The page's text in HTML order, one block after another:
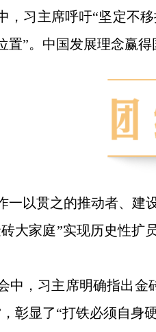
，习主席呼吁“坚定不
置”。中国发展理念赢
一以贯之的推动者、建
大家庭”实现历史性扩
中，习主席明确指出
彰显了“打铁必须自身